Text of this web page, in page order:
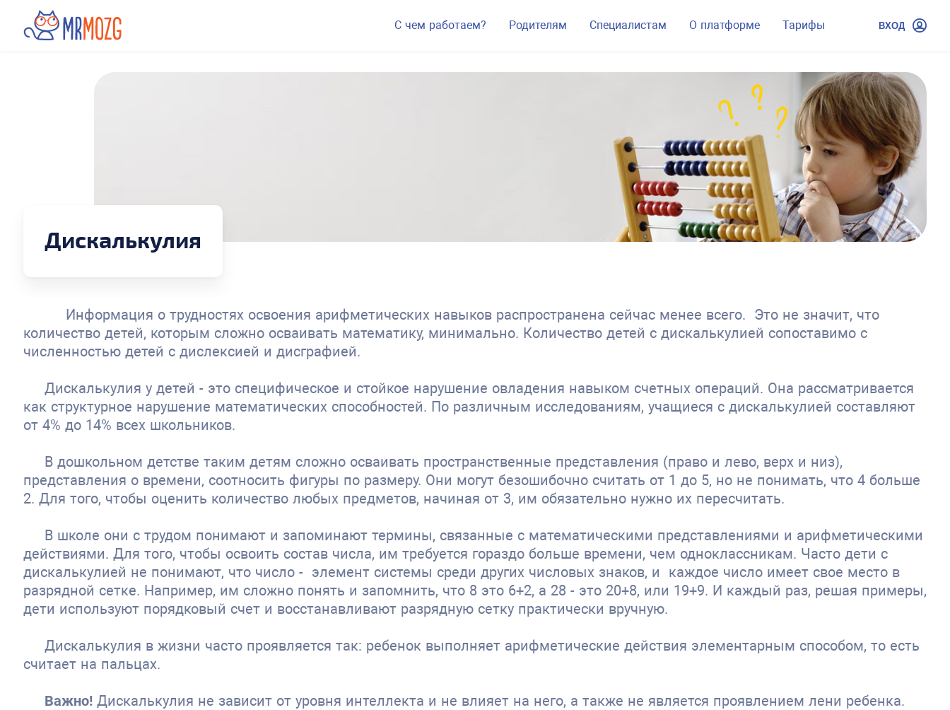
С чем работаем? Родителям Специалистам О платформе Тарифы ВХОД
Дискалькулия
Информация о трудностях освоения арифметических навыков распространена сейчас менее всего. Это не значит, что
количество детей, которым сложно осваивать математику, минимально. Количество детей с дискалькулией сопоставимо с
численностью детей с дислексией и дисграфией.
Дискалькулия у детей - это специфическое и стойкое нарушение овладения навыком счетных операций. Она рассматривается
как структурное нарушение математических способностей. По различным исследованиям, учащиеся с дискалькулией составляют
от 4% до 14% всех школьников.
В дошкольном детстве таким детям сложно осваивать пространственные представления (право и лево, верх и низ),
представления о времени, соотносить фигуры по размеру. Они могут безошибочно считать от 1 до 5, но не понимать, что 4 больше
2. Для того, чтобы оценить количество любых предметов, начиная от 3, им обязательно нужно их пересчитать.
В школе они с трудом понимают и запоминают термины, связанные с математическими представлениями и арифметическими
действиями. Для того, чтобы освоить состав числа, им требуется гораздо больше времени, чем одноклассникам. Часто дети с
дискалькулией не понимают, что число - элемент системы среди других числовых знаков, и каждое число имеет свое место в
разрядной сетке. Например, им сложно понять и запомнить, что 8 это 6+2, а 28 - это 20+8, или 19+9. И каждый раз, решая примеры,
дети используют порядковый счет и восстанавливают разрядную сетку практически вручную.
Дискалькулия в жизни часто проявляется так: ребенок выполняет арифметические действия элементарным способом, то есть
считает на пальцах.
Важно! Дискалькулия не зависит от уровня интеллекта и не влияет на него, а также не является проявлением лени ребенка.